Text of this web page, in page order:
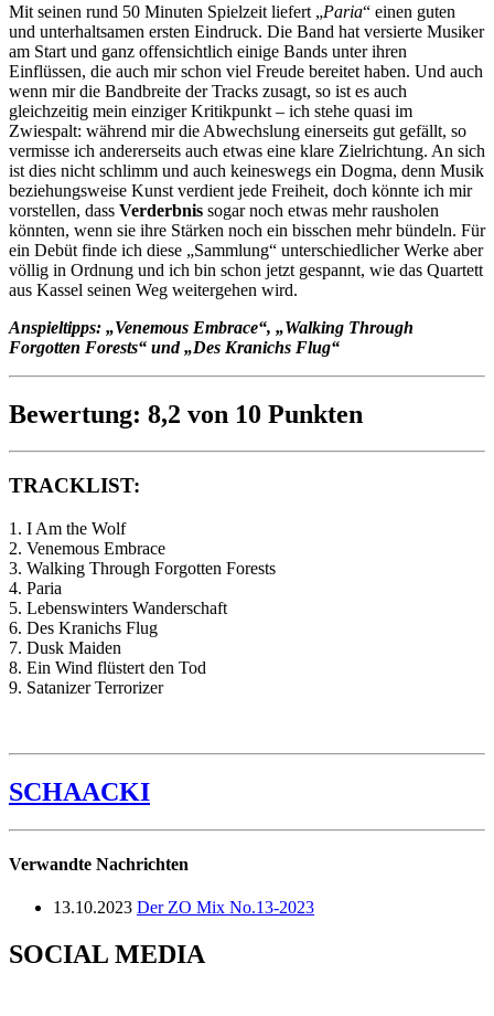
Mit seinen rund 50 Minuten Spielzeit liefert „Paria“ einen guten
und unterhaltsamen ersten Eindruck. Die Band hat versierte Musiker
am Start und ganz offensichtlich einige Bands unter ihren
Einflüssen, die auch mir schon viel Freude bereitet haben. Und auch
wenn mir die Bandbreite der Tracks zusagt, so ist es auch
gleichzeitig mein einziger Kritikpunkt – ich stehe quasi im
Zwiespalt: während mir die Abwechslung einerseits gut gefällt, so
vermisse ich andererseits auch etwas eine klare Zielrichtung. An sich
ist dies nicht schlimm und auch keineswegs ein Dogma, denn Musik
beziehungsweise Kunst verdient jede Freiheit, doch könnte ich mir
vorstellen, dass Verderbnis sogar noch etwas mehr rausholen
könnten, wenn sie ihre Stärken noch ein bisschen mehr bündeln. Für
ein Debüt finde ich diese „Sammlung“ unterschiedlicher Werke aber
völlig in Ordnung und ich bin schon jetzt gespannt, wie das Quartett
aus Kassel seinen Weg weitergehen wird.
Anspieltipps: „Venemous Embrace“, „Walking Through
Forgotten Forests“ und „Des Kranichs Flug“
Bewertung: 8,2 von 10 Punkten
TRACKLIST:
1. I Am the Wolf
2. Venemous Embrace
3. Walking Through Forgotten Forests
4. Paria
5. Lebenswinters Wanderschaft
6. Des Kranichs Flug
7. Dusk Maiden
8. Ein Wind flüstert den Tod
9. Satanizer Terrorizer
SCHAACKI
Verwandte Nachrichten
13.10.2023 Der ZO Mix No.13-2023
SOCIAL MEDIA